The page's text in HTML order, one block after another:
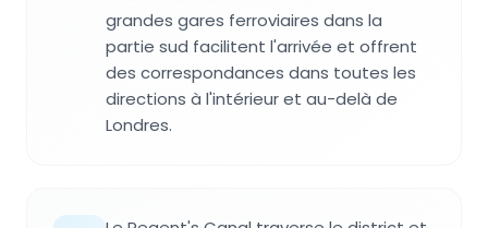
grandes gares ferroviaires dans la
partie sud facilitent l'arrivée et offrent
des correspondances dans toutes les
directions à l'intérieur et au-delà de
Londres.